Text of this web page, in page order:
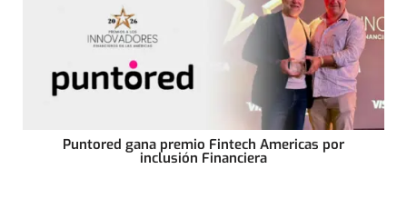
Puntored gana premio Fintech Americas por
inclusión Financiera